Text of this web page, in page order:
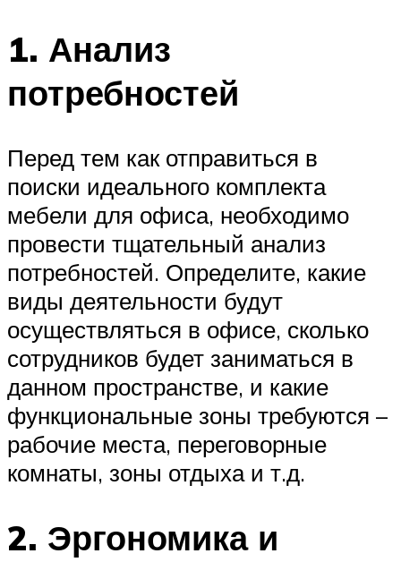
1. Анализ
потребностей
Перед тем как отправиться в
поиски идеального комплекта
мебели для офиса, необходимо
провести тщательный анализ
потребностей. Определите, какие
виды деятельности будут
осуществляться в офисе, сколько
сотрудников будет заниматься в
данном пространстве, и какие
функциональные зоны требуются –
рабочие места, переговорные
комнаты, зоны отдыха и т.д.
2. Эргономика и